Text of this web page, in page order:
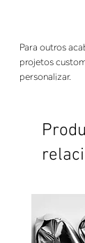
Para outros
projetos
personalizar.